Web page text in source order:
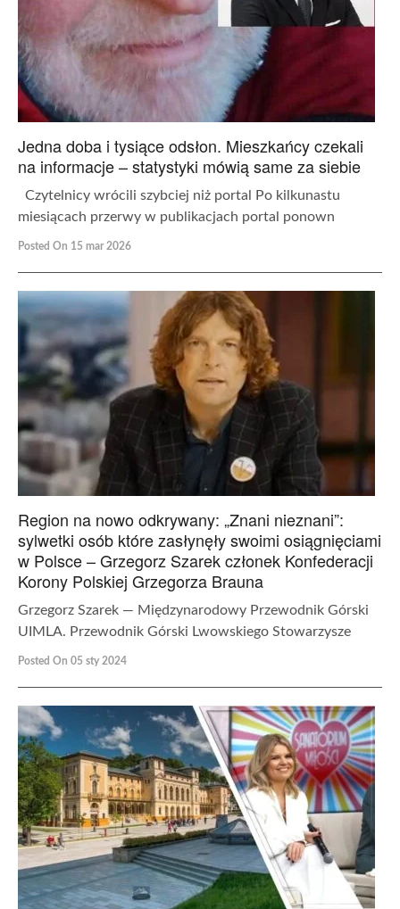
Jedna doba i tysiące odsłon. Mieszkańcy czekali
na informacje – statystyki mówią same za siebie
Czytelnicy wrócili szybciej niż portal Po kilkunastu
miesiącach przerwy w publikacjach portal ponown
Posted On 15 mar 2026
Region na nowo odkrywany: „Znani nieznani”:
sylwetki osób które zasłynęły swoimi osiągnięciami
w Polsce – Grzegorz Szarek członek Konfederacji
Korony Polskiej Grzegorza Brauna
Grzegorz Szarek — Międzynarodowy Przewodnik Górski
UIMLA. Przewodnik Górski Lwowskiego Stowarzysze
Posted On 05 sty 2024